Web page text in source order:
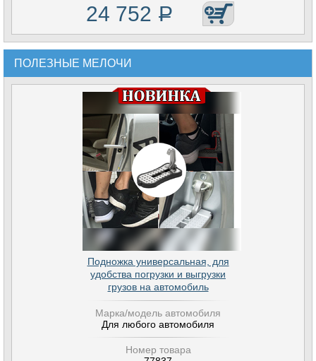
24 752 Р
ПОЛЕЗНЫЕ МЕЛОЧИ
Подножка универсальная, для
удобства погрузки и выгрузки
грузов на автомобиль
Марка/модель автомобиля
Для любого автомобиля
Номер товара